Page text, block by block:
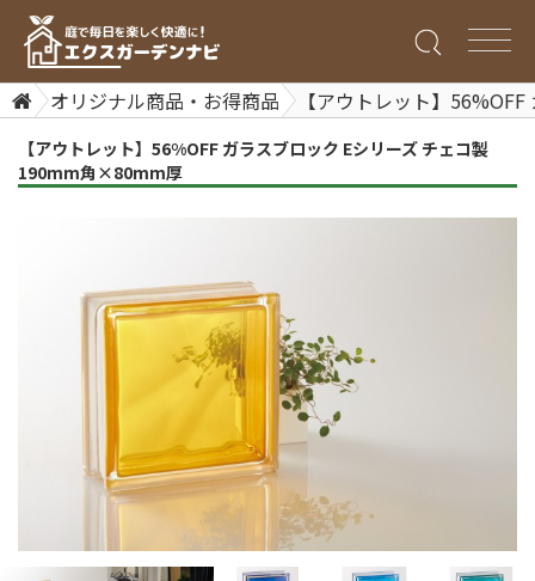
オリジナル商品・お得商品 【アウトレット】
【アウトレット】56%OFF ガラスブロック Eシリーズ チェコ製
190mm角×80mm厚